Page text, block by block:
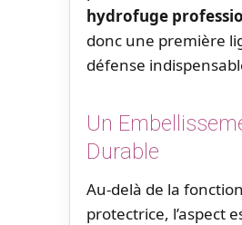
hydrofuge
donc une première
défense
Un
Durable
Au-delà de la fonction
protectrice, l’aspect